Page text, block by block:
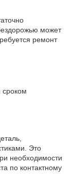
может
ремонт
сроком
Это
необходимости
по контактному